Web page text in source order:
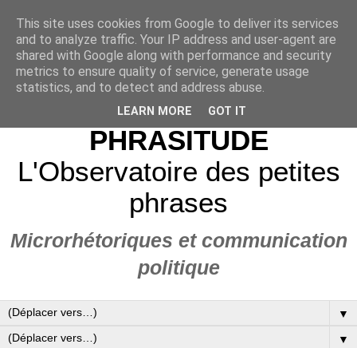
PHRASITUDE
L'Observatoire des petites
phrases
Microrhétoriques et communication
politique
▼
▼
This site uses cookies from Google to deliver its services
and to analyze traffic. Your IP address and user-agent are
shared with Google along with performance and security
metrics to ensure quality of service, generate usage
statistics, and to detect and address abuse.
LEARN MORE GOT IT